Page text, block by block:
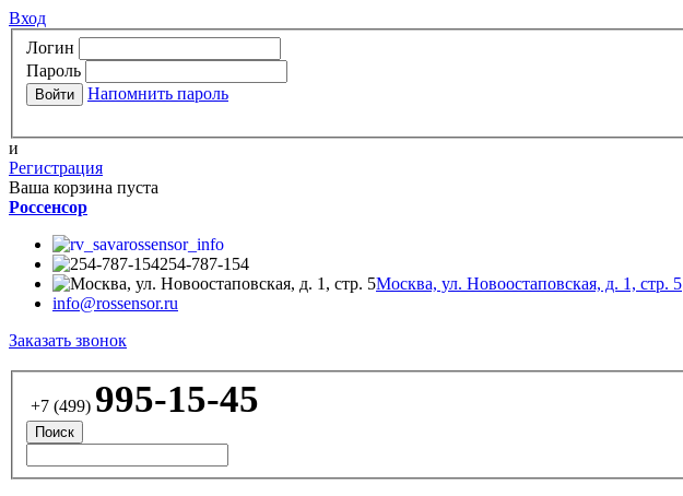
Вход
Логин
Пароль
Напомнить пароль
и
Регистрация
Ваша корзина пуста
Россенсор
rossensor_info
254-787-154
Москва, ул. Новоостаповская, д. 1, стр. 5
info@rossensor.ru
Заказать звонок
+7 (499) 995-15-45